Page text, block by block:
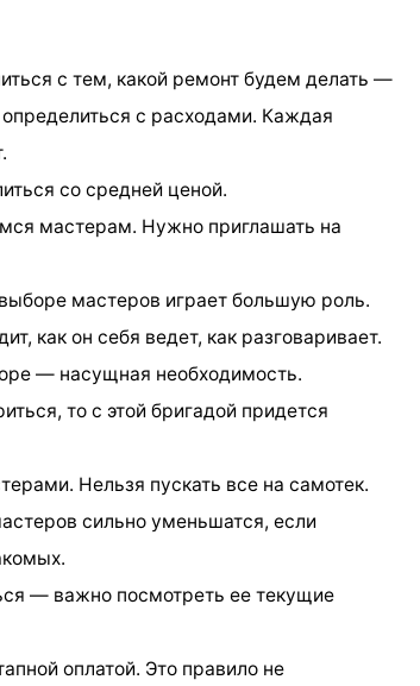
с тем, какой ремонт будем делать —
с расходами. Каждая
со средней ценой.
мастерам. Нужно приглашать на
мастеров играет большую роль.
как он себя ведет, как разговаривает.
— насущная необходимость.
то с этой бригадой придется
Нельзя пускать все на самотек.
сильно уменьшатся, если
— важно посмотреть ее текущие
оплатой. Это правило не